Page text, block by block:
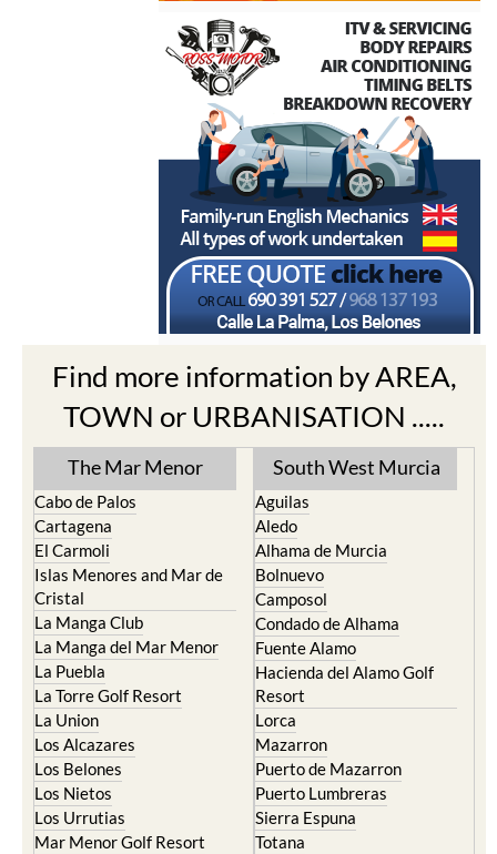
Find more information by AREA,
TOWN or URBANISATION .....
The Mar Menor
Cabo de Palos
Cartagena
El Carmoli
Islas Menores and Mar de
Cristal
La Manga Club
La Manga del Mar Menor
La Puebla
La Torre Golf Resort
La Union
Los Alcazares
Los Belones
Los Nietos
Los Urrutias
Mar Menor Golf Resort
South West Murcia
Aguilas
Aledo
Alhama de Murcia
Bolnuevo
Camposol
Condado de Alhama
Fuente Alamo
Hacienda del Alamo Golf
Resort
Lorca
Mazarron
Puerto de Mazarron
Puerto Lumbreras
Sierra Espuna
Totana